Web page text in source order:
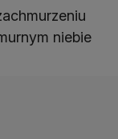
niebie